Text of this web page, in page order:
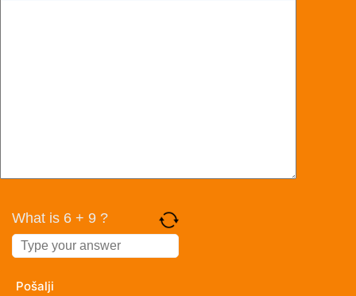
What is 6 + 9 ?
Answer
for
6
9